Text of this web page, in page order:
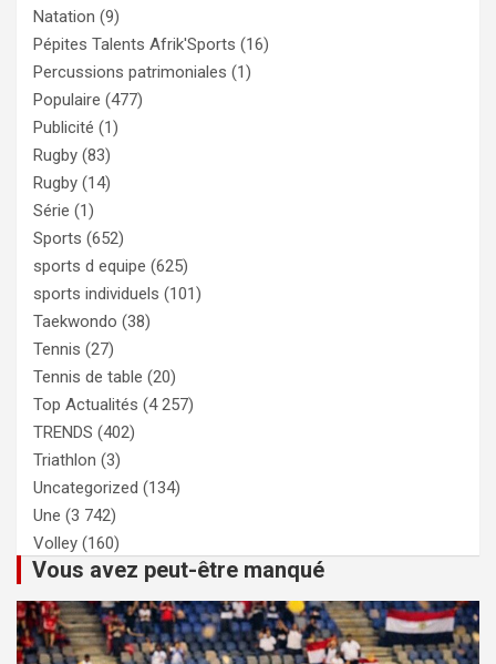
Natation (9)
Pépites Talents Afrik'Sports (16)
Percussions patrimoniales (1)
Populaire (477)
Publicité (1)
Rugby (83)
Rugby (14)
Série (1)
Sports (652)
sports d equipe (625)
sports individuels (101)
Taekwondo (38)
Tennis (27)
Tennis de table (20)
Top Actualités (4 257)
TRENDS (402)
Triathlon (3)
Uncategorized (134)
Une (3 742)
Volley (160)
Vous avez peut-être manqué